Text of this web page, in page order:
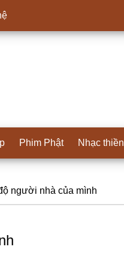
Phim Phật Nhạc thiền
người nhà của mình